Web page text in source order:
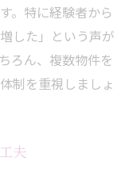
。特に経験者から
した」という声が
ろん、複数物件を
制を重視しましょ
夫